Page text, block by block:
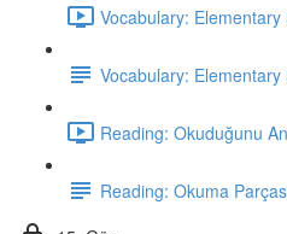
Vocabulary:
Vocabulary:
Reading: Okuduğunu
Reading: Okuma